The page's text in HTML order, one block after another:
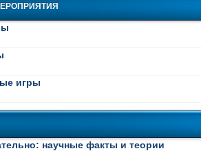
игры
научные факты и теории